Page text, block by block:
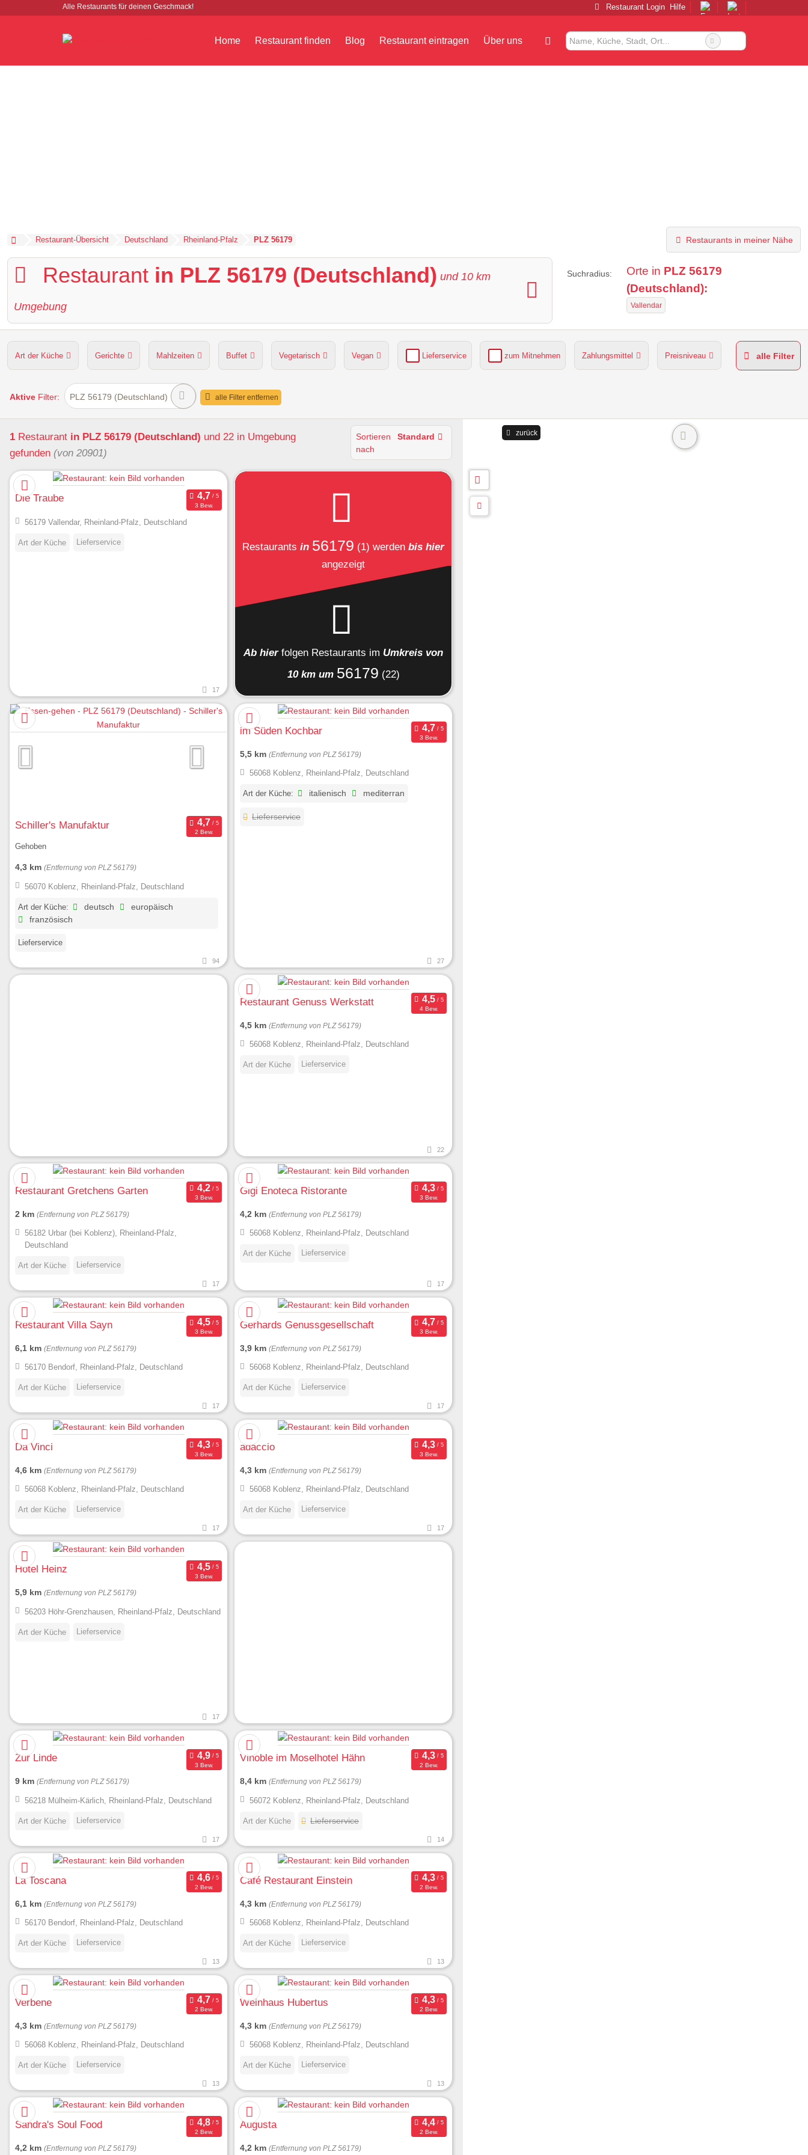
Alle Restaurants für deinen Geschmack! Restaurant Login Hilfe
Home Restaurant finden Blog Restaurant eintragen Über uns
Restaurant-Übersicht Deutschland Rheinland-Pfalz PLZ 56179 Restaurants in meiner Nähe
Restaurant in PLZ 56179 (Deutschland) und 10 km
Umgebung
Suchradius: Orte in PLZ 56179
(Deutschland):
Vallendar
Art der Küche Gerichte Mahlzeiten Buffet Vegetarisch Vegan Lieferservice zum Mitnehmen Zahlungsmittel Preisniveau
Hunde erlaubt Kapazität Sitzplätze im Freien
alle Filter
Aktive Filter: PLZ 56179 (Deutschland) alle Filter entfernen
1 Restaurant in PLZ 56179 (Deutschland) und 22 in Umgebung
gefunden (von 20901)
Sortieren
nach
Standard
Die Traube
3 Bew.
56179 Vallendar, Rheinland-Pfalz, Deutschland
Art der Küche Lieferservice
17
Restaurants in 56179 (1) werden bis hier
angezeigt
Ab hier folgen Restaurants im Umkreis von
10 km um 56179 (22)
Schiller's Manufaktur
2 Bew.
Gehoben
4,3 km (Entfernung von PLZ 56179)
56070 Koblenz, Rheinland-Pfalz, Deutschland
Art der Küche: deutsch
europäisch
französisch
Lieferservice
94
im Süden Kochbar
3 Bew.
5,5 km (Entfernung von PLZ 56179)
56068 Koblenz, Rheinland-Pfalz, Deutschland
Art der Küche: italienisch mediterran
Lieferservice
27
Restaurant Genuss Werkstatt
4 Bew.
4,5 km (Entfernung von PLZ 56179)
56068 Koblenz, Rheinland-Pfalz, Deutschland
Art der Küche Lieferservice
22
Restaurant Gretchens Garten
3 Bew.
2 km (Entfernung von PLZ 56179)
56182 Urbar (bei Koblenz), Rheinland-Pfalz,
Deutschland
Art der Küche Lieferservice
17
Gigi Enoteca Ristorante
3 Bew.
4,2 km (Entfernung von PLZ 56179)
56068 Koblenz, Rheinland-Pfalz, Deutschland
Art der Küche Lieferservice
17
Restaurant Villa Sayn
3 Bew.
6,1 km (Entfernung von PLZ 56179)
56170 Bendorf, Rheinland-Pfalz, Deutschland
Art der Küche Lieferservice
17
Gerhards Genussgesellschaft
3 Bew.
3,9 km (Entfernung von PLZ 56179)
56068 Koblenz, Rheinland-Pfalz, Deutschland
Art der Küche Lieferservice
17
Da Vinci
3 Bew.
4,6 km (Entfernung von PLZ 56179)
56068 Koblenz, Rheinland-Pfalz, Deutschland
Art der Küche Lieferservice
17
adaccio
3 Bew.
4,3 km (Entfernung von PLZ 56179)
56068 Koblenz, Rheinland-Pfalz, Deutschland
Art der Küche Lieferservice
17
Hotel Heinz
3 Bew.
5,9 km (Entfernung von PLZ 56179)
56203 Höhr-Grenzhausen, Rheinland-Pfalz, Deutschland
Art der Küche Lieferservice
17
Zur Linde
3 Bew.
9 km (Entfernung von PLZ 56179)
56218 Mülheim-Kärlich, Rheinland-Pfalz, Deutschland
Art der Küche Lieferservice
17
Vinoble im Moselhotel Hähn
2 Bew.
8,4 km (Entfernung von PLZ 56179)
56072 Koblenz, Rheinland-Pfalz, Deutschland
Art der Küche Lieferservice
14
La Toscana
2 Bew.
6,1 km (Entfernung von PLZ 56179)
56170 Bendorf, Rheinland-Pfalz, Deutschland
Art der Küche Lieferservice
13
Café Restaurant Einstein
2 Bew.
4,3 km (Entfernung von PLZ 56179)
56068 Koblenz, Rheinland-Pfalz, Deutschland
Art der Küche Lieferservice
13
Verbene
2 Bew.
4,3 km (Entfernung von PLZ 56179)
56068 Koblenz, Rheinland-Pfalz, Deutschland
Art der Küche Lieferservice
13
Weinhaus Hubertus
2 Bew.
4,3 km (Entfernung von PLZ 56179)
56068 Koblenz, Rheinland-Pfalz, Deutschland
Art der Küche Lieferservice
13
Sandra's Soul Food
2 Bew.
4,2 km (Entfernung von PLZ 56179)
Augusta
2 Bew.
4,2 km (Entfernung von PLZ 56179)
zurück